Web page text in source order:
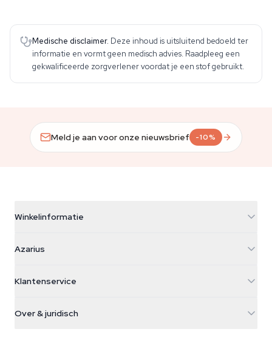
Medische disclaimer. Deze inhoud is uitsluitend bedoeld ter
informatie en vormt geen medisch advies. Raadpleeg een
gekwalificeerde zorgverlener voordat je een stof gebruikt.
Meld je aan voor onze nieuwsbrief -10%
Winkelinformatie
Galvaniweg 11
Nederland
+31(0)204897914
Azarius
Smokeshop
Klantenservice
Retourbeleid
Over & juridisch